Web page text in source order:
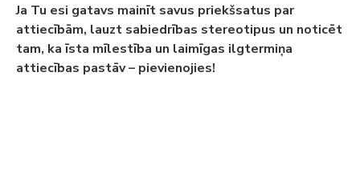
Ja Tu esi gatavs mainīt savus priekšsatus par
attiecībām, lauzt sabiedrības stereotipus un noticēt
tam, ka īsta mīlestība un laimīgas ilgtermiņa
attiecības pastāv – pievienojies!